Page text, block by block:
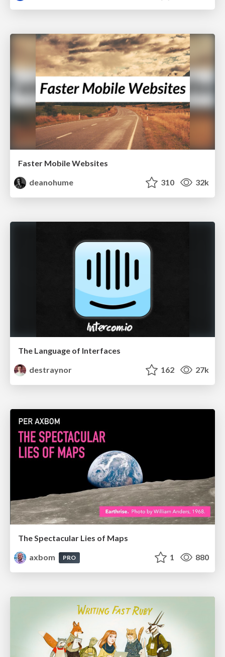
Faster Mobile Websites
deanohume
310 32k
The Language of Interfaces
destraynor
162 27k
The Spectacular Lies of Maps
axbom
PRO 1 880